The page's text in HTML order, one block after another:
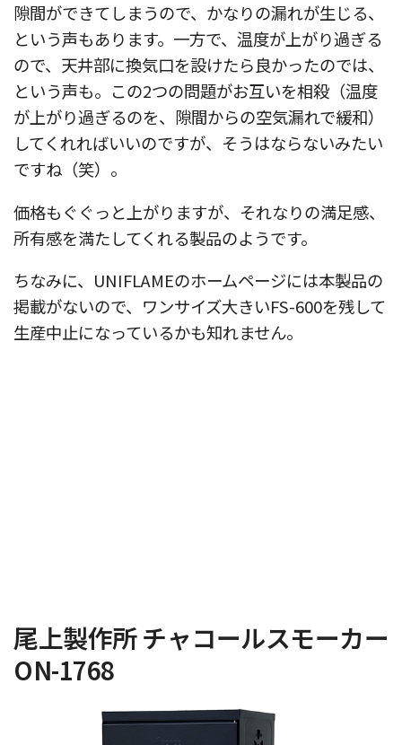
隙間ができてしまうので、かなりの漏れが生じる、
という声もあります。一方で、温度が上がり過ぎる
ので、天井部に換気口を設けたら良かったのでは、
という声も。この2つの問題がお互いを相殺（温度
が上がり過ぎるのを、隙間からの空気漏れで緩和）
してくれればいいのですが、そうはならないみたい
ですね（笑）。
価格もぐぐっと上がりますが、それなりの満足感、
所有感を満たしてくれる製品のようです。
ちなみに、UNIFLAMEのホームページには本製品の
掲載がないので、ワンサイズ大きいFS-600を残して
生産中止になっているかも知れません。
尾上製作所 チャコールスモーカー
ON-1768